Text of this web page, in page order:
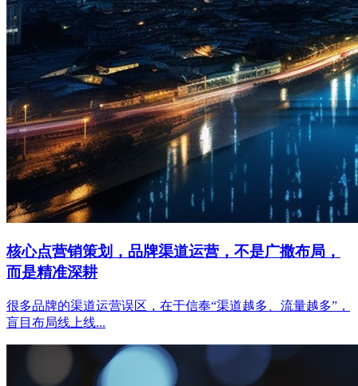
核心点营销策划，品牌渠道运营，不是广撒布局，
而是精准深耕
很多品牌的渠道运营误区，在于信奉“渠道越多、流量越多”，
盲目布局线上线...